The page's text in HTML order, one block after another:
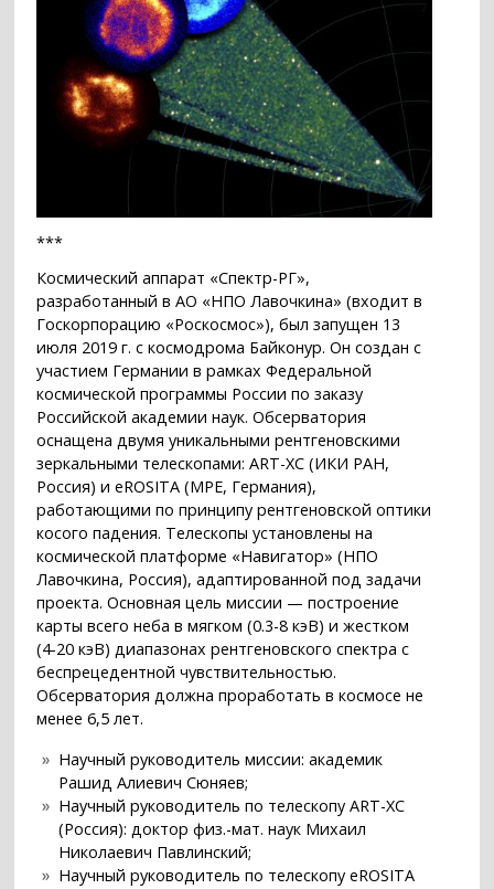
***
Космический аппарат «Спектр-РГ»,
разработанный в АО «НПО Лавочкина» (входит в
Госкорпорацию «Роскосмос»), был запущен 13
июля 2019 г. с космодрома Байконур. Он создан с
участием Германии в рамках Федеральной
космической программы России по заказу
Российской академии наук. Обсерватория
оснащена двумя уникальными рентгеновскими
зеркальными телескопами: ART-XC (ИКИ РАН,
Россия) и eROSITA (MPE, Германия),
работающими по принципу рентгеновской оптики
косого падения. Телескопы установлены на
космической платформе «Навигатор» (НПО
Лавочкина, Россия), адаптированной под задачи
проекта. Основная цель миссии — построение
карты всего неба в мягком (0.3-8 кэВ) и жестком
(4-20 кэВ) диапазонах рентгеновского спектра с
беспрецедентной чувствительностью.
Обсерватория должна проработать в космосе не
менее 6,5 лет.
Научный руководитель миссии: академик
Рашид Алиевич Сюняев;
Научный руководитель по телескопу ART-XC
(Россия): доктор физ.-мат. наук Михаил
Николаевич Павлинский;
Научный руководитель по телескопу eROSITA